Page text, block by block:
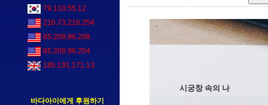
79.110.55.12
216.73.216.254
85.208.96.208
85.208.96.204
185.191.171.13
바다아이에게 후원하기
시궁창 속의 나